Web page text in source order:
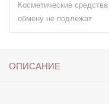
Косметические
обмену не подлежат
ОПИСАНИЕ